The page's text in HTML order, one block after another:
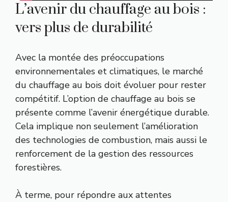
L’avenir du chauffage au bois :
vers plus de durabilité
Avec la montée des préoccupations
environnementales et climatiques, le marché
du chauffage au bois doit évoluer pour rester
compétitif. L’option de chauffage au bois se
présente comme l’avenir énergétique durable.
Cela implique non seulement l’amélioration
des technologies de combustion, mais aussi le
renforcement de la gestion des ressources
forestières.
À terme, pour répondre aux attentes